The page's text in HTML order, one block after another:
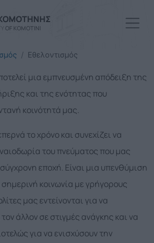
OF KOMOTINI
Εθελοντισμός
μια εμπνευσμένη απόδειξη της
και της ενότητας που
κοινότητά μας.
το χρόνο και συνεχίζει να
του πνεύματος που μας
εποχή. Είναι μια υπενθύμιση
κοινωνία με γρήγορους
μας εντείνονται για να
άλλον σε στιγμές ανάγκης και να
για να ενισχύσουν την